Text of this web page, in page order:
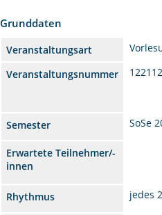
Grunddaten
Veranstaltungsart
Veranstaltungsnummer
Semester SoSe
Erwartete Teilnehmer/-
innen
Rhythmus jedes